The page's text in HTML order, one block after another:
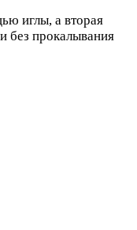
иглы, а вторая
без прокалывания